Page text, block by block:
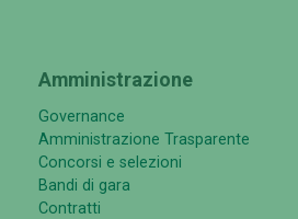
Amministrazione
Governance
Amministrazione Trasparente
Concorsi e selezioni
Bandi di gara
Contratti